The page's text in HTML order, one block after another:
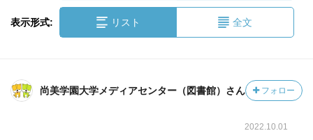
表示形式: リスト 全文
尚美学園大学メディアセンター（図書館）さん フォロー
2022.10.01